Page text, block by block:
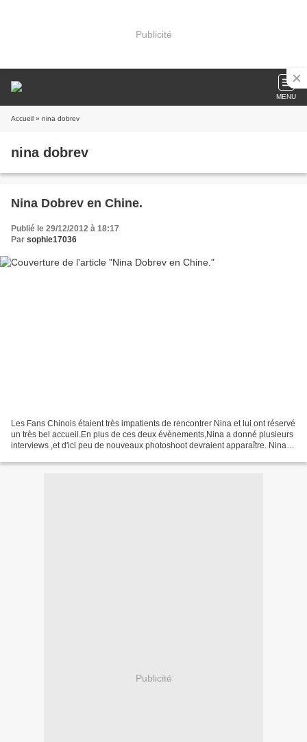
Publicité
MENU
Accueil » nina dobrev
nina dobrev
Nina Dobrev en Chine.
Publié le 29/12/2012 à 18:17
Par sophie17036
Les Fans Chinois étaient très impatients de rencontrer Nina et lui ont réservé
un très bel accueil.En plus de ces deux évènements,Nina a donné plusieurs
interviews ,et d'ici peu de nouveaux photoshoot devraient apparaître. Nina
Publicité